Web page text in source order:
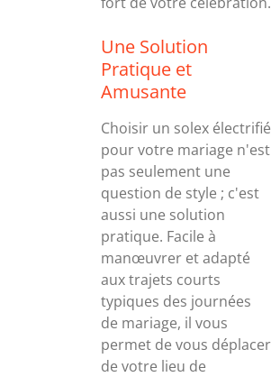
Une Solution
Pratique et
Amusante
Choisir un solex électrifié
pour votre mariage n'est
pas seulement une
question de style ; c'est
aussi une solution
pratique. Facile à
manœuvrer et adapté
aux trajets courts
typiques des journées
de mariage, il vous
permet de vous déplacer
de votre lieu de